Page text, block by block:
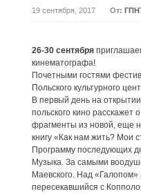
19 сентября, 2017 От:
26-30 сентября
кинематографа!
Почетными гостями
Польского культурного
В первый день на
польского кино
фрагменты из новой, еще
книгу «Как нам жить? Мои
Программу последующих
Музыка. За самыми
Маевского. Над «Галопом»
пересекавшийся с